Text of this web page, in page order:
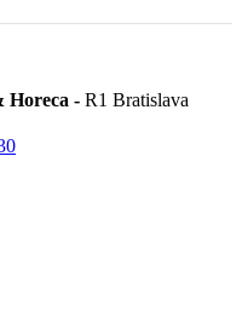
- R1 Bratislava